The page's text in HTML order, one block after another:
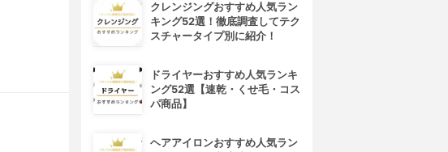
クレンジングおすすめ人気ラン
キング52選！徹底調査してテク
スチャータイプ別に紹介！
ドライヤーおすすめ人気ランキ
ング52選【速乾・くせ毛・コス
パ商品】
ヘアアイロンおすすめ人気ラン